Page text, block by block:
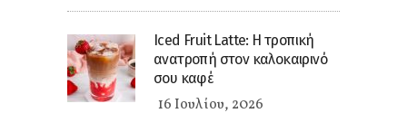
Iced Fruit Latte: Η τροπική
ανατροπή στον καλοκαιρινό
σου καφέ
16 Ιουλίου, 2026